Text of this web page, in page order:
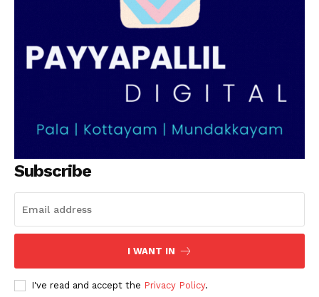
Subscribe
I WANT IN
I've read and accept the Privacy Policy.